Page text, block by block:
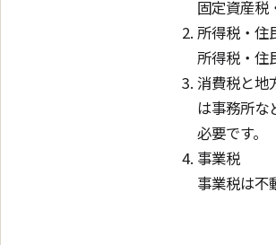
固定資産税
所得税・住
所得税・住
消費税と地
は事務所な
必要です。
事業税
事業税は不